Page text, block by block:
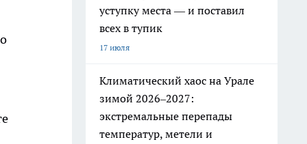
уступку места — и поставил
всех в тупик
17 июля
Климатический хаос на Урале
зимой 2026–2027:
экстремальные перепады
температур, метели и